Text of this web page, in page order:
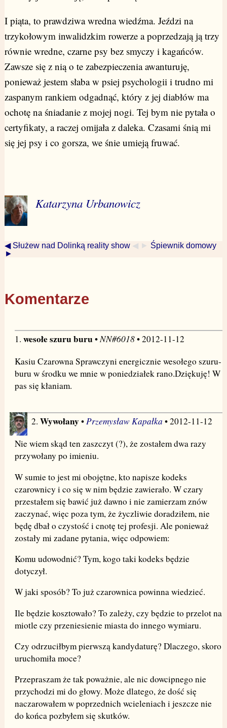
I piąta, to prawdziwa wredna wiedźma. Jeździ na
trzykołowym inwalidzkim rowerze a poprzedzają ją trzy
równie wredne, czarne psy bez smyczy i kagańców.
Zawsze się z nią o te zabezpieczenia awanturuję,
ponieważ jestem słaba w psiej psychologii i trudno mi
zaspanym rankiem odgadnąć, który z jej diabłów ma
ochotę na śniadanie z mojej nogi. Tej bym nie pytała o
certyfikaty, a raczej omijała z daleka. Czasami śnią mi
się jej psy i co gorsza, we śnie umieją fruwać.
Katarzyna Urbanowicz
◀ Służew nad Dolinką reality show ◀ ► Śpiewnik domowy
►
Komentarze
1. wesołe szuru buru•NN#6018• 2012-11-12
Kasiu Czarowna Sprawczyni energicznie wesołego szuru-
buru w środku we mnie w poniedziałek rano.Dziękuję! W
pas się kłaniam.
2. Wywołany•Przemysław Kapałka • 2012-11-12
Nie wiem skąd ten zaszczyt (?), że zostałem dwa razy
przywołany po imieniu.
W sumie to jest mi obojętne, kto napisze kodeks
czarownicy i co się w nim będzie zawierało. W czary
przestałem się bawić już dawno i nie zamierzam znów
zaczynać, więc poza tym, że życzliwie doradziłem, nie
będę dbał o czystość i cnotę tej profesji. Ale ponieważ
zostały mi zadane pytania, więc odpowiem:
Komu udowodnić? Tym, kogo taki kodeks będzie
dotyczył.
W jaki sposób? To już czarownica powinna wiedzieć.
Ile będzie kosztowało? To zależy, czy będzie to przelot na
miotle czy przeniesienie miasta do innego wymiaru.
Czy odrzuciłbym pierwszą kandydaturę? Dlaczego, skoro
uruchomiła moce?
Przepraszam że tak poważnie, ale nic dowcipnego nie
przychodzi mi do głowy. Może dlatego, że dość się
naczarowałem w poprzednich wcieleniach i jeszcze nie
do końca pozbyłem się skutków.